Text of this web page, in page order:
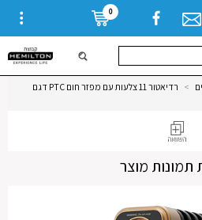
0
>
רדיאטור 11 צלעות עם מפזר חום PTC דגם
תמונות מוצר